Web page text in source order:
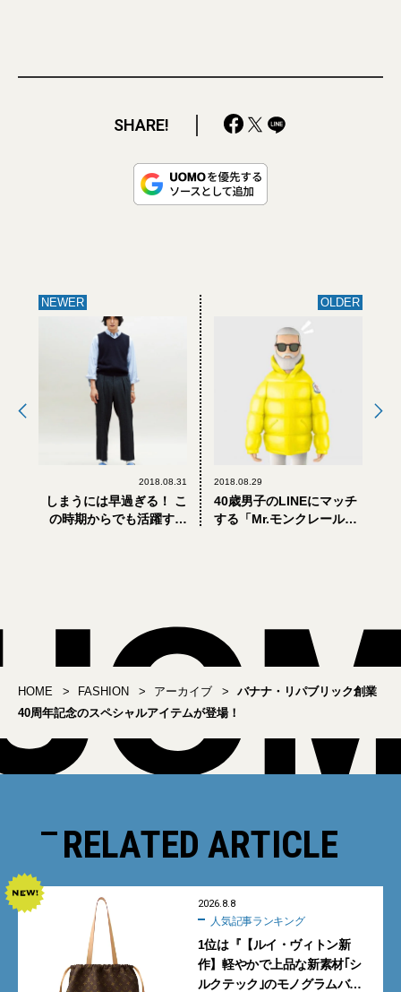
SHARE!
NEWER
2018.08.31
しまうには早過ぎる！ こ
の時期からでも活躍する
OLDER
2018.08.29
40歳男子のLINEにマッチ
する「Mr.モンクレール」
HOME FASHION アーカイブ
バナナ・リパブリック創業
40周年記念のスペシャルアイテムが登場！
RELATED ARTICLE
2026.8.8
人気記事ランキング
1位は『【ルイ・ヴィトン新
作】軽やかで上品な新素材｢シ
ルクテック｣のモノグラムバッ